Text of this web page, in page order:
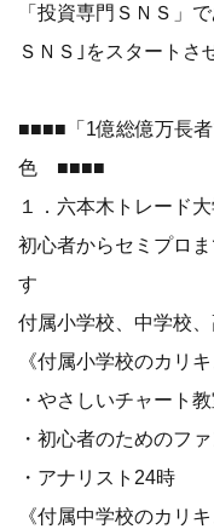
「投資専門ＳＮＳ」
ＳＮＳ｣をスタートさ
■■■■「1億総億万長
色 ■■■■
１．六本木トレード
初心者からセミプロ
す
付属小学校、中学校
《付属小学校のカリキ
・やさしいチャート
・初心者のためのフ
・アナリスト24時
《付属中学校のカリキ